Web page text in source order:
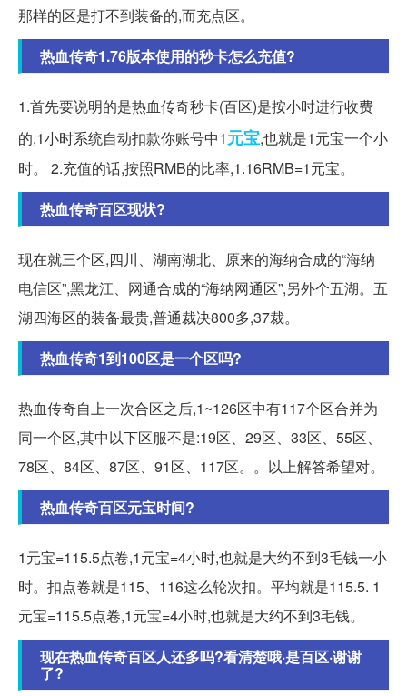
那样的区是打不到装备的,而充点区。
热血传奇1.76版本使用的秒卡怎么充值?
1.首先要说明的是热血传奇秒卡(百区)是按小时进行收费
的,1小时系统自动扣款你账号中1元宝,也就是1元宝一个小
时。 2.充值的话,按照RMB的比率,1.16RMB=1元宝。
热血传奇百区现状?
现在就三个区,四川、湖南湖北、原来的海纳合成的“海纳
电信区”,黑龙江、网通合成的“海纳网通区”,另外个五湖。五
湖四海区的装备最贵,普通裁决800多,37裁。
热血传奇1到100区是一个区吗?
热血传奇自上一次合区之后,1~126区中有117个区合并为
同一个区,其中以下区服不是:19区、29区、33区、55区、
78区、84区、87区、91区、117区。。以上解答希望对。
热血传奇百区元宝时间?
1元宝=115.5点卷,1元宝=4小时,也就是大约不到3毛钱一小
时。扣点卷就是115、116这么轮次扣。平均就是115.5. 1
元宝=115.5点卷,1元宝=4小时,也就是大约不到3毛钱。
现在热血传奇百区人还多吗?看清楚哦·是百区·谢谢
了?